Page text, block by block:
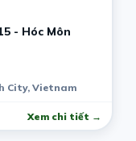
- Hóc Môn
City, Vietnam
Xem chi tiết →